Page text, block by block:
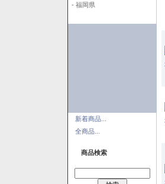
- 福岡県
新着商品...
全商品...
商品検索